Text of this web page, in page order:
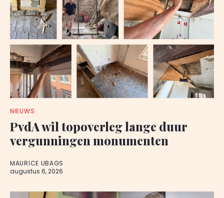
NIEUWS
PvdA wil topoverleg lange duur
vergunningen monumenten
MAURICE UBAGS
augustus 6, 2026